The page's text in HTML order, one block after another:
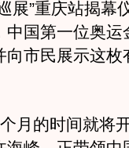
”重庆站揭幕
国第一位奥运
市民展示这枚
的时间就将